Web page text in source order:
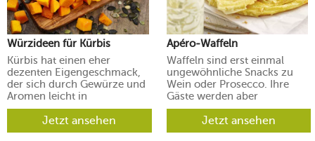
Würzideen für Kürbis
Kürbis hat einen eher
dezenten Eigengeschmack,
der sich durch Gewürze und
Aromen leicht in
verschiedene Richtungen
lenken lässt.Jetzt ansehen
Apéro-Waffeln
Waffeln sind erst einmal
ungewöhnliche Snacks zu
Wein oder Prosecco. Ihre
Gäste werden aber
begeistert sein.
Jetzt ansehen